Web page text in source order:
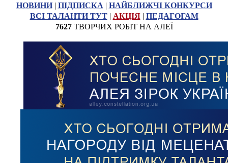
НОВИНИ| ПІДПИСКА | НАЙБЛИЖЧІ КОНКУРСИ
ВСІ ТАЛАНТИ ТУТ| АКЦІЯ| ПЕДАГОГАМ
7627ТВОРЧИХ РОБІТ НА АЛЕЇ